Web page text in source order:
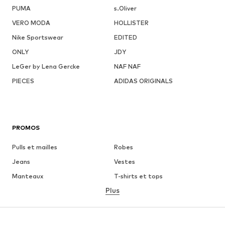
PUMA
s.Oliver
VERO MODA
HOLLISTER
Nike Sportswear
EDITED
ONLY
JDY
LeGer by Lena Gercke
NAF NAF
PIECES
ADIDAS ORIGINALS
PROMOS
Pulls et mailles
Robes
Jeans
Vestes
Manteaux
T-shirts et tops
Lingerie
Jupes
Blouses et tuniques
Plus